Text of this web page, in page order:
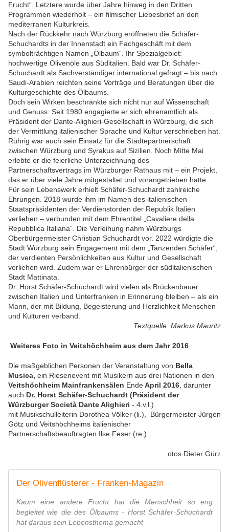
Frucht“. Letztere wurde über Jahre hinweg in den Dritten
Programmen wiederholt – ein filmischer Liebesbrief an den
mediterranen Kulturkreis.
Nach der Rückkehr nach Würzburg eröffneten die Schäfer-
Schuchardts in der Innenstadt ein Fachgeschäft mit dem
symbolträchtigen Namen „Ölbaum“. Ihr Spezialgebiet:
hochwertige Olivenöle aus Süditalien. Bald war Dr. Schäfer-
Schuchardt als Sachverständiger international gefragt – bis nach
Saudi-Arabien reichten seine Vorträge und Beratungen über die
Kulturgeschichte des Ölbaums.
Doch sein Wirken beschränkte sich nicht nur auf Wissenschaft
und Genuss. Seit 1980 engagierte er sich ehrenamtlich als
Präsident der Dante-Alighieri-Gesellschaft in Würzburg, die sich
der Vermittlung italienischer Sprache und Kultur verschrieben hat.
Rührig war auch sein Einsatz für die Städtepartnerschaft
zwischen Würzburg und Syrakus auf Sizilien. Noch Mitte Mai
erlebte er die feierliche Unterzeichnung des
Partnerschaftsvertrags im Würzburger Rathaus mit – ein Projekt,
das er über viele Jahre mitgestaltet und vorangetrieben hatte.
Für sein Lebenswerk erhielt Schäfer-Schuchardt zahlreiche
Ehrungen. 2018 wurde ihm im Namen des italienischen
Staatspräsidenten der Verdienstorden der Republik Italien
verliehen – verbunden mit dem Ehrentitel „Cavaliere della
Repubblica Italiana“. Die Verleihung nahm Würzburgs
Oberbürgermeister Christian Schuchardt vor. 2022 würdigte die
Stadt Würzburg sein Engagement mit dem „Tanzenden Schäfer“,
der verdienten Persönlichkeiten aus Kultur und Gesellschaft
verliehen wird. Zudem war er Ehrenbürger der süditalienischen
Stadt Mattinata.
Dr. Horst Schäfer-Schuchardt wird vielen als Brückenbauer
zwischen Italien und Unterfranken in Erinnerung bleiben – als ein
Mann, der mit Bildung, Begeisterung und Herzlichkeit Menschen
und Kulturen verband.
Textquelle: Markus Mauritz
Weiteres Foto in Veitshöchheim aus dem Jahr 2016
Die maßgeblichen Personen der Veranstaltung von Bella
Musica, ein Riesenevent mit Musikern aus drei Nationen in den
Veitshöchheim Mainfrankensälen EndeApril 2016 , darunter
auch Dr. Horst Schäfer-Schuchardt (Präsident der
Würzburger Società Dante Alighieri - 4.v.l.)
mit Musikschulleiterin Dorothea Völker (li.), Bürgermeister Jürgen
Götz und Veitshöchheims italienischer
Partnerschaftsbeauftragten Ilse Feser (re.)
otos Dieter Gürz
Der ­Olivenflüsterer - Franken-Magazin
Kaum eine andere Frucht hat die Menschheit so eng
begleitet wie die des Ölbaums - Horst Schäfer-Schuchardt
hat daraus sein Lebensthema gemacht